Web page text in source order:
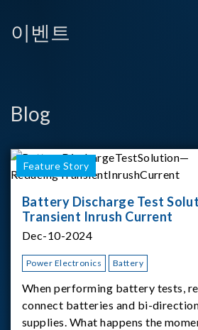
이벤트
Blog
Feature Story
Battery Discharge Test
Transient Inrush Current
Dec-10-2024
Power Electronics Battery
When performing battery tests,
connect batteries and bi-
supplies. What happens the